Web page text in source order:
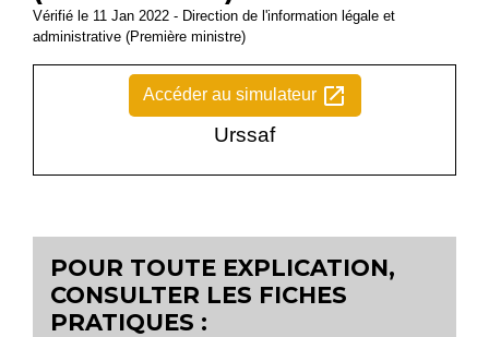
Vérifié le 11 Jan 2022 - Direction de l'information légale et
administrative (Première ministre)
Accéder au simulateur open_in_new
Urssaf
POUR TOUTE EXPLICATION,
CONSULTER LES FICHES
PRATIQUES :